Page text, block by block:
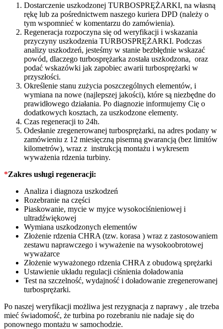
Dostarczenie uszkodzonej TURBOSPRĘŻARKI, na własną
rękę lub za pośrednictwem naszego kuriera DPD (należy o
tym wspomnieć w komentarzu do zamówienia).
Regeneracja rozpoczyna się od weryfikacji i wskazania
przyczyny uszkodzenia TURBOSPRĘŻARKI. Podczas
analizy uszkodzeń, jesteśmy w stanie bezbłędnie wskazać
powód, dlaczego turbosprężarka została uszkodzona, oraz
podać wskazówki jak zapobiec awarii turbosprężarki w
przyszłości.
Określenie stanu zużycia poszczególnych elementów, i
wymiana na nowe (najlepszej jakości), które są niezbędne do
prawidłowego działania. Po diagnozie informujemy Cię o
dodatkowych kosztach, za uszkodzone elementy.
Czas regeneracji to 24h.
Odesłanie zregenerowanej turbosprężarki, na adres podany w
zamówieniu z 12 miesięczną pisemną gwarancją (bez limitów
kilometrów), wraz z instrukcją montażu i wykresem
wyważenia rdzenia turbiny.
*Zakres usługi regeneracji:
Analiza i diagnoza uszkodzeń
Rozebranie na części
Piaskowanie, mycie w myjce wysokociśnieniowej i
ultradźwiękowej
Wymiana uszkodzonych elementów
Złożenie rdzenia CHRA (tzw. korasa ) wraz z zastosowaniem
zestawu naprawczego i wyważenie na wysokoobrotowej
wyważarce
Złożenie wyważonego rdzenia CHRA z obudową sprężarki
Ustawienie układu regulacji ciśnienia doładowania
Test na szczelność, wydajność i doładowanie zregenerowanej
turbosprężarki.
Po naszej weryfikacji możliwa jest rezygnacja z naprawy , ale trzeba
mieć świadomość, że turbina po rozebraniu nie nadaje się do
ponownego montażu w samochodzie.